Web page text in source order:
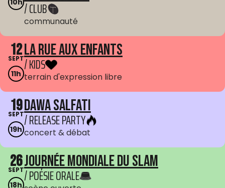
10h/ CLUB
communauté
12
SEPT
11h
La Rue aux enfants
/ KIDS
terrain d'expression libre
19
SEPT
19h
Dawa Salfati
/ RELEASE PARTY
concert & débat
26
SEPT
18h
Journée mondiale du Slam
/ POÉSIE ORALE